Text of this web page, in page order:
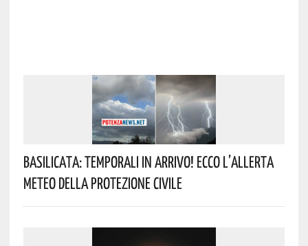
Basilicata: Temporali In Arrivo! Ecco L’allerta
Meteo Della Protezione Civile